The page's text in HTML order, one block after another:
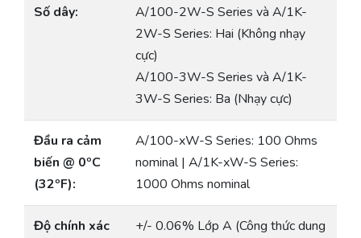
Số dây:
A/100-2W-S Series và A/1K-
2W-S Series: Hai (Không nhạy
cực)
A/100-3W-S Series và A/1K-
3W-S Series: Ba (Nhạy cực)
Đầu ra cảm
biến @ 0ºC
(32ºF):
A/100-xW-S Series: 100 Ohms
nominal | A/1K-xW-S Series:
1000 Ohms nominal
Độ chính xác
+/- 0.06% Lớp A (Công thức dung